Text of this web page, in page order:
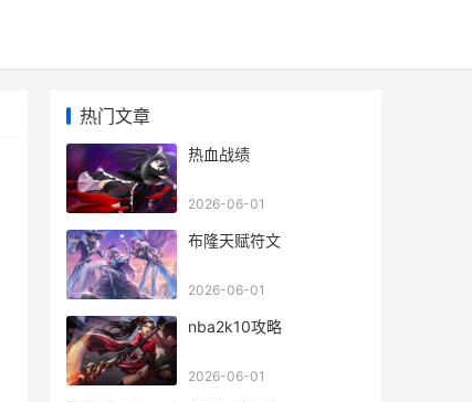
热门文章
热血战绩
2026-06-01
布隆天赋符文
2026-06-01
nba2k10攻略
2026-06-01